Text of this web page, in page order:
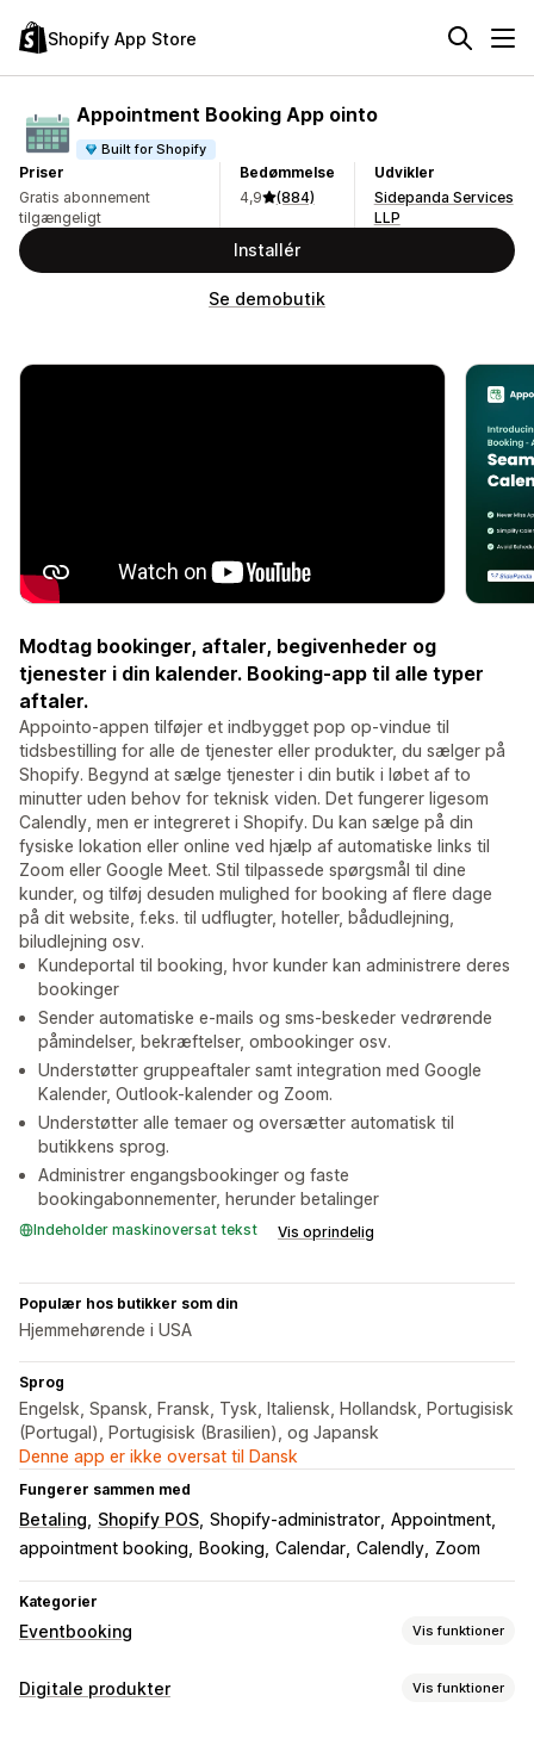
Shopify App Store
Appointment Booking App ointo
Built for Shopify
Priser
Gratis abonnement
tilgængeligt
Bedømmelse
4,9
(884)
Udvikler
Sidepanda Services
LLP
Installér
Se demobutik
Modtag bookinger, aftaler, begivenheder og
tjenester i din kalender. Booking-app til alle typer
aftaler.
Appointo-appen tilføjer et indbygget pop op-vindue til
tidsbestilling for alle de tjenester eller produkter, du sælger på
Shopify. Begynd at sælge tjenester i din butik i løbet af to
minutter uden behov for teknisk viden. Det fungerer ligesom
Calendly, men er integreret i Shopify. Du kan sælge på din
fysiske lokation eller online ved hjælp af automatiske links til
Zoom eller Google Meet. Stil tilpassede spørgsmål til dine
kunder, og tilføj desuden mulighed for booking af flere dage
på dit website, f.eks. til udflugter, hoteller, bådudlejning,
biludlejning osv.
Kundeportal til booking, hvor kunder kan administrere deres
bookinger
Sender automatiske e-mails og sms-beskeder vedrørende
påmindelser, bekræftelser, ombookinger osv.
Understøtter gruppeaftaler samt integration med Google
Kalender, Outlook-kalender og Zoom.
Understøtter alle temaer og oversætter automatisk til
butikkens sprog.
Administrer engangsbookinger og faste
bookingabonnementer, herunder betalinger
Indeholder maskinoversat tekst Vis oprindelig
Populær hos butikker som din
Hjemmehørende i USA
Sprog
Engelsk, Spansk, Fransk, Tysk, Italiensk, Hollandsk, Portugisisk
(Portugal), Portugisisk (Brasilien), og Japansk
Denne app er ikke oversat til Dansk
Fungerer sammen med
Betaling Shopify POS Shopify-administrator Appointment
appointment booking
Booking Calendar Calendly Zoom
Kategorier
Eventbooking Vis funktioner
Eventtype
Digitale produkter Vis funktioner